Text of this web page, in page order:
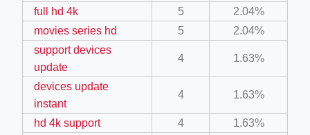
crew-neck-navy-blue/
full hd 4k
5
2.04%
movies series hd
5
2.04%
support devices
update
4 1.63%
devices update
instant
4 1.63%
hd 4k support 4
1.63%